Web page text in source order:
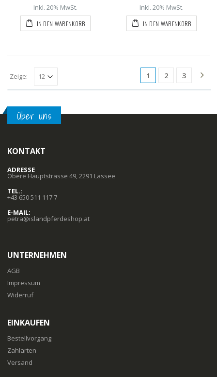
Inkl. 20% MwSt.
IN DEN WARENKORB
Inkl. 20% MwSt.
IN DEN WARENKORB
1 2 3
Zeige:
Über uns
KONTAKT
ADRESSE
Obere Hauptstrasse 49, 2291 Lassee
TEL.:
+43 650 511 117 7
E-MAIL:
petra@islandpferdeshop.at
UNTERNEHMEN
AGB
Impressum
Widerruf
EINKAUFEN
Bestellvorgang
Zahlarten
Versand